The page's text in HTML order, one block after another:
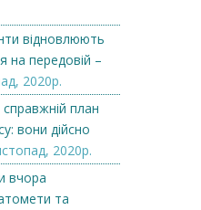
відновлюють
на передовій –
2020р.
план
вони дійсно
2020р.
вчора
та